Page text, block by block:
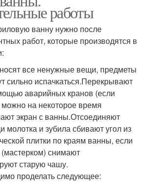
работы
ванну нужно после
работ, которые производятся в
все ненужные вещи, предметы
сильно испачкаться.Перекрывают
аварийных кранов (если
на некоторое время
экран с ванны.Отсоединяют
и зубила сбивают угол из
плитки по краям ванны, если
снимают
старую чашу.
проделать следующее: